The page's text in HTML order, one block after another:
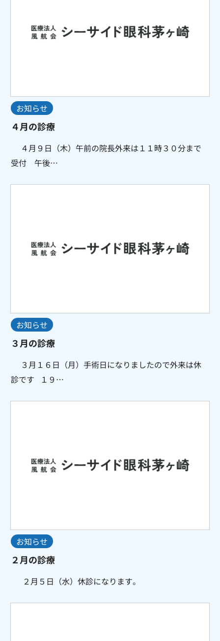
お知らせ
４月の診療
４月９日（木）午前の院長外来は１１時３０分まで
受付 午後…
お知らせ
３月の診療
３月１６日（月）手術日になりましたので外来は休
診です １９…
お知らせ
２月の診療
２月５日（水）休診になります。